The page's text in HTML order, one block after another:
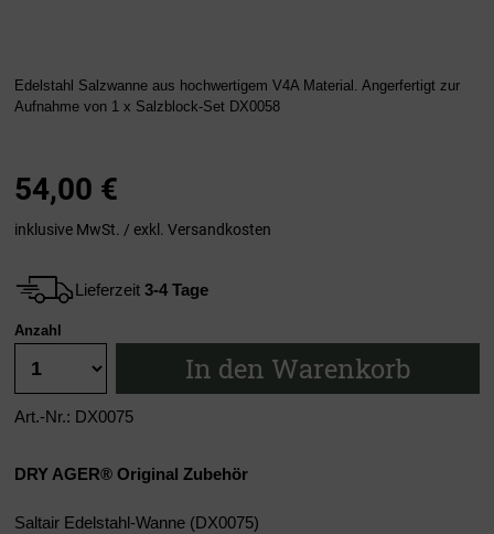
Edelstahl Salzwanne aus hochwertigem V4A Material. Angerfertigt zur
Aufnahme von 1 x Salzblock-Set DX0058
54,00 €
inklusive MwSt. / exkl. Versandkosten
Lieferzeit 3-4 Tage
Anzahl
In den Warenkorb
Art.-Nr.: DX0075
DRY AGER® Original Zubehör
Saltair Edelstahl-Wanne (DX0075)